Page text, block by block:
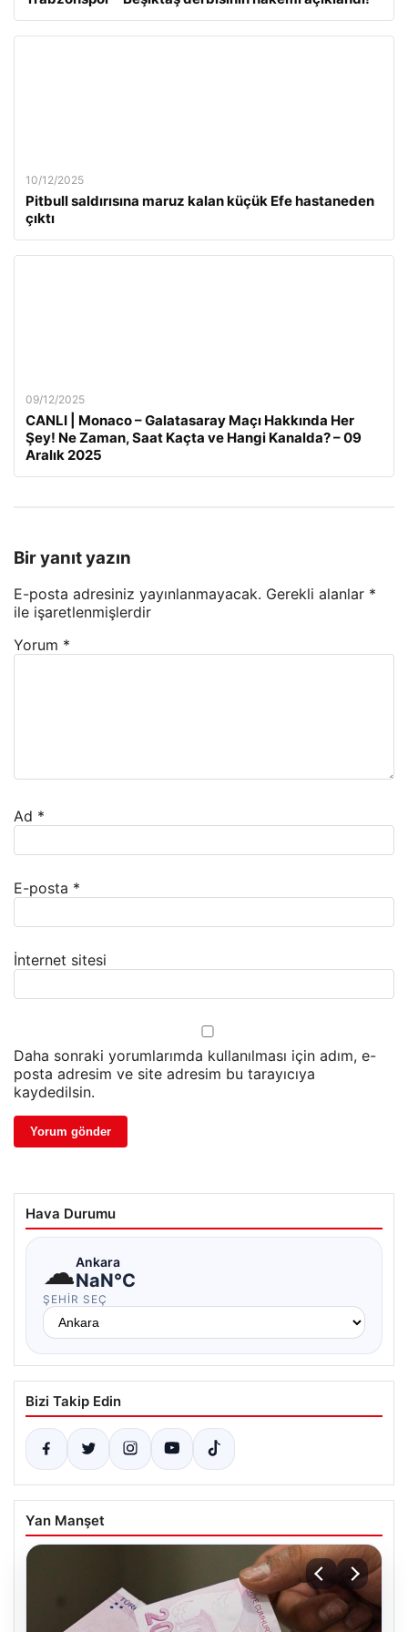
10/12/2025
Pitbull saldırısına maruz kalan küçük Efe hastaneden
çıktı
09/12/2025
CANLI | Monaco – Galatasaray Maçı Hakkında Her
Şey! Ne Zaman, Saat Kaçta ve Hangi Kanalda? – 09
Aralık 2025
Bir yanıt yazın
E-posta adresiniz yayınlanmayacak. Gerekli alanlar *
ile işaretlenmişlerdir
Yorum *
Ad *
E-posta *
İnternet sitesi
Daha sonraki yorumlarımda kullanılması için adım, e-
posta adresim ve site adresim bu tarayıcıya
kaydedilsin.
Hava Durumu
☁Ankara
NaN°C
ŞEHIR SEÇ
Bizi Takip Edin
Yan Manşet